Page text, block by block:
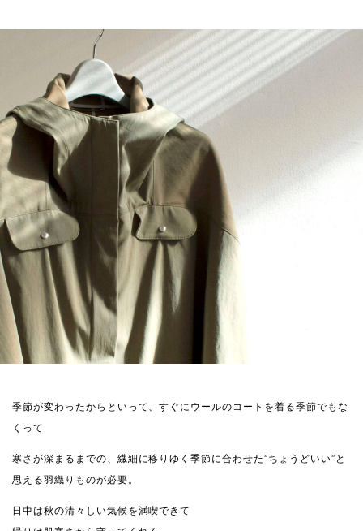
季節が変わったからといって、すぐにウールのコートを着る季節でもな
くって
寒さが深まるまでの、繊細に移りゆく季節に合わせた”ちょうどいい”と
思える羽織りものが必要。
日中は秋の清々しい気候を満喫できて